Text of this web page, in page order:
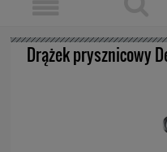
Drążek prysznicowy